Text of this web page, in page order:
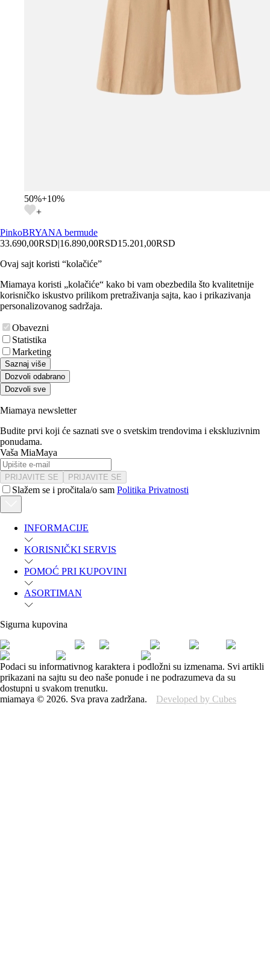
50%+10%
+
PinkoBRYANA bermude
33.690,00RSD|16.890,00RSD15.201,00RSD
Ovaj sajt koristi “kolačiće”
Miamaya koristi „kolačiće“ kako bi vam obezbedila što kvalitetnije
korisničko iskustvo prilikom pretraživanja sajta, kao i prikazivanja
personalizovanog sadržaja.
Obavezni
Statistika
Marketing
Saznaj više
Dozvoli odabrano
Dozvoli sve
Miamaya newsletter
Budite prvi koji će saznati sve o svetskim trendovima i ekskluzivnim
ponudama.
Vaša MiaMaya
PRIJAVITE SE PRIJAVITE SE
Slažem se i pročitala/o sam Politika Privatnosti
INFORMACIJE
KORISNIČKI SERVIS
POMOĆ PRI KUPOVINI
ASORTIMAN
Sigurna kupovina
Podaci su informativnog karaktera i podložni su izmenama. Svi artikli
prikazani na sajtu su deo naše ponude i ne podrazumeva da su
dostupni u svakom trenutku.
miamaya © 2026. Sva prava zadržana. Developed by Cubes